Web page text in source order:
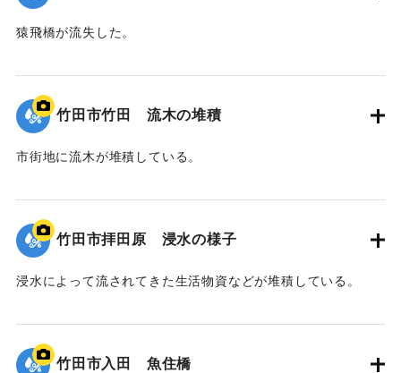
猿飛橋が流失した。
｜固有コード:00990081
竹田市竹田 流木の堆積
市街地に流木が堆積している。
｜固有コード:00990080
竹田市拝田原 浸水の様子
浸水によって流されてきた生活物資などが堆積している。
｜固有コード:00990079
竹田市入田 魚住橋